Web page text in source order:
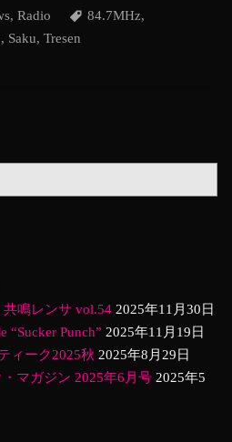
, Radio 84.7MHz,
, Saku, Tresen
共鳴レンサ vol.54 2025年11月30日
“Sucker Punch” 2025年11月19日
ィーク2025秋 2025年8月29日
マガジン 2025年6月号 2025年5